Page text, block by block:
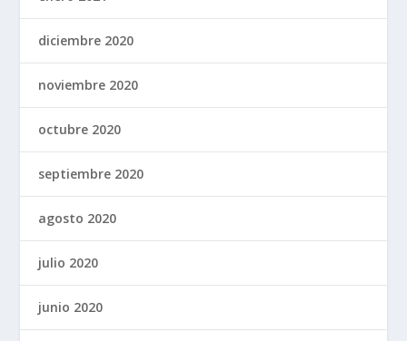
diciembre 2020
noviembre 2020
octubre 2020
septiembre 2020
agosto 2020
julio 2020
junio 2020